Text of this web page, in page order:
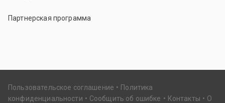
Партнерская программа
Пользовательское соглашение
Политика
конфиденциальности
Сообщить об ошибке Контакты О